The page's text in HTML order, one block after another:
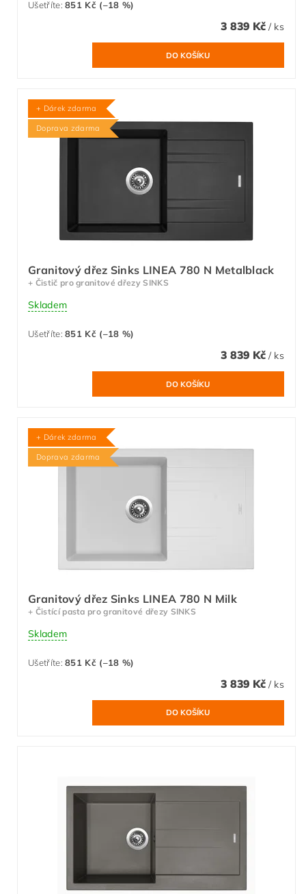
Ušetříte:851 Kč (–18 %)
3 839 Kč / ks
+ Dárek zdarma
Doprava zdarma
Granitový dřez Sinks LINEA 780 N Metalblack
+ Čistič pro granitové dřezy SINKS
Skladem
Ušetříte:851 Kč (–18 %)
3 839 Kč / ks
+ Dárek zdarma
Doprava zdarma
Granitový dřez Sinks LINEA 780 N Milk
+ Čistící pasta pro granitové dřezy SINKS
Skladem
Ušetříte:851 Kč (–18 %)
3 839 Kč / ks